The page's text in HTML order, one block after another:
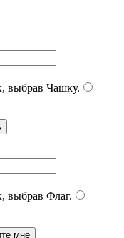
выбрав Чашку.
выбрав Флаг.